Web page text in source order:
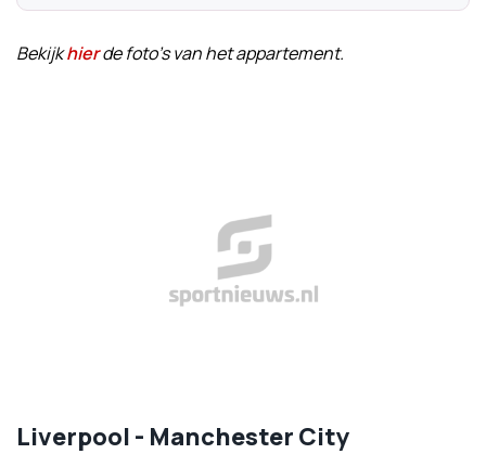
Bekijkhierde foto's van het appartement.
Liverpool - Manchester City